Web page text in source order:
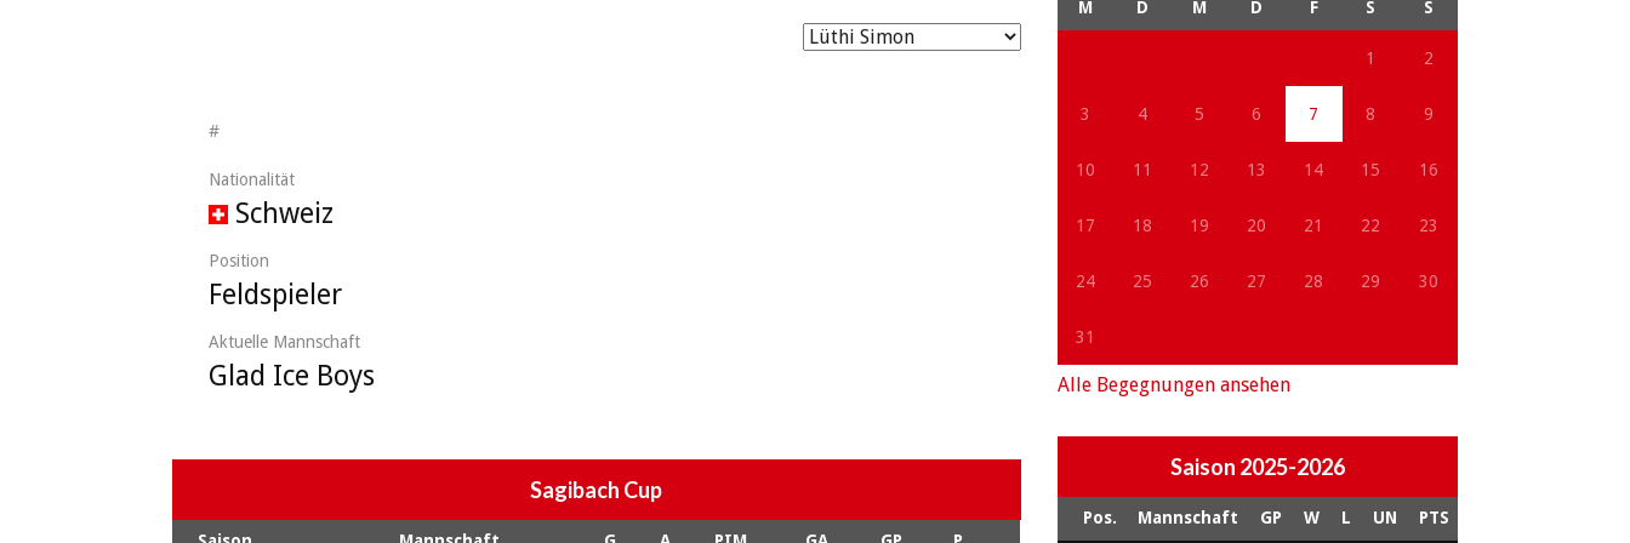
#
Nationalität
Schweiz
Position
Feldspieler
Aktuelle Mannschaft
Glad Ice Boys
Sagibach Cup
M D M D F S S
1 2
3 4 5 6 7 8 9
10 11 12 13 14 15 16
17 18 19 20 21 22 23
24 25 26 27 28 29 30
31
Alle Begegnungen ansehen
Saison 2025-2026
Pos. Mannschaft GP W L UN PTS